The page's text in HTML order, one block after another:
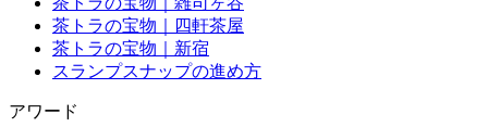
茶トラの宝物｜四軒茶屋
茶トラの宝物｜新宿
スランプスナップの進め方
アワード